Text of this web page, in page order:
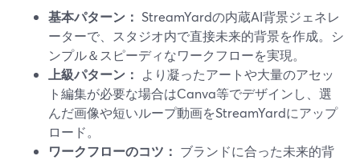
基本パターン： StreamYardの内蔵AI背景ジェネレ
ーターで、スタジオ内で直接未来的背景を作成。シ
ンプル＆スピーディなワークフローを実現。
上級パターン： より凝ったアートや大量のアセッ
ト編集が必要な場合はCanva等でデザインし、選
んだ画像や短いループ動画をStreamYardにアップ
ロード。
ワークフローのコツ： ブランドに合った未来的背